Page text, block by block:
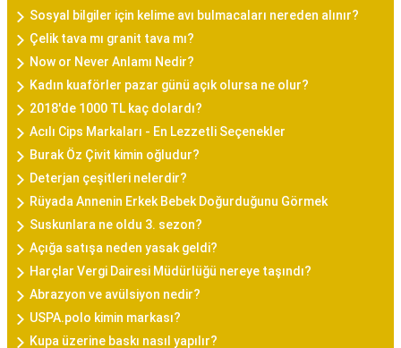
Sosyal bilgiler için kelime avı bulmacaları nereden alınır?
Çelik tava mı granit tava mı?
Now or Never Anlamı Nedir?
Kadın kuaförler pazar günü açık olursa ne olur?
2018'de 1000 TL kaç dolardı?
Acılı Cips Markaları - En Lezzetli Seçenekler
Burak Öz Çivit kimin oğludur?
Deterjan çeşitleri nelerdir?
Rüyada Annenin Erkek Bebek Doğurduğunu Görmek
Suskunlara ne oldu 3. sezon?
Açığa satışa neden yasak geldi?
Harçlar Vergi Dairesi Müdürlüğü nereye taşındı?
Abrazyon ve avülsiyon nedir?
USPA.polo kimin markası?
Kupa üzerine baskı nasıl yapılır?